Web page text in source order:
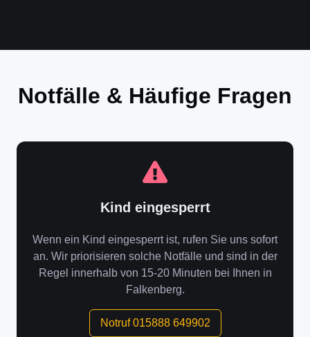
Notfälle & Häufige Fragen
Kind eingesperrt
Wenn ein Kind eingesperrt ist, rufen Sie uns sofort
an. Wir priorisieren solche Notfälle und sind in der
Regel innerhalb von 15-20 Minuten bei Ihnen in
Falkenberg.
Notruf 015888 649902